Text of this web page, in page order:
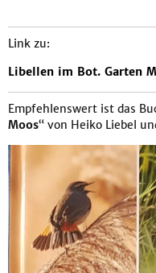
Link zu:
Libellen im Bot. Garten
Empfehlenswert ist das
Moos“ von Heiko Liebel